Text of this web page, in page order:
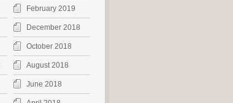
February 2019
December 2018
October 2018
August 2018
June 2018